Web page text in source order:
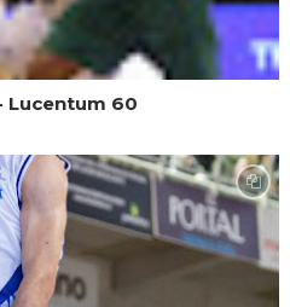
Lucentum 60